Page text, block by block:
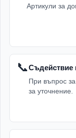
Артикули за
📞Съдействие
При въпрос
за уточнение.